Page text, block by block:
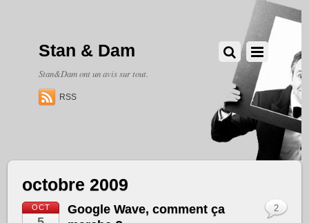
Stan & Dam
Stan&Dam ont un avis sur tout.
RSS
octobre 2009
OCT
Google Wave, comment ça
2